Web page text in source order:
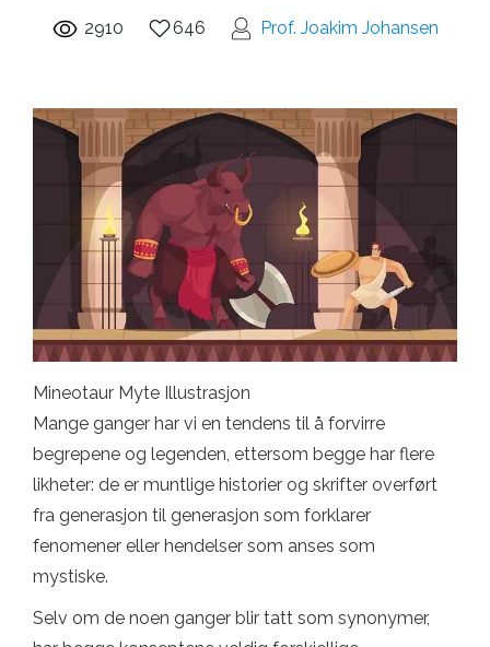
2910 646 Prof. Joakim Johansen
Mineotaur Myte Illustrasjon
Mange ganger har vi en tendens til å forvirre
begrepene og legenden, ettersom begge har flere
likheter: de er muntlige historier og skrifter overført
fra generasjon til generasjon som forklarer
fenomener eller hendelser som anses som
mystiske.
Selv om de noen ganger blir tatt som synonymer,